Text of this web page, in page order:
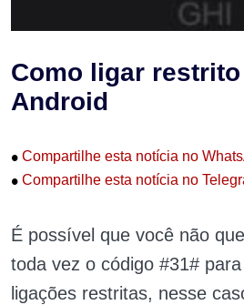
Como ligar
Android
• Compartilhe esta notícia no
• Compartilhe esta notícia no
É possível que você não
toda vez o código #31#
ligações restritas, nesse